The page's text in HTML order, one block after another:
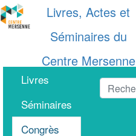
Livres, Actes et
Séminaires du
Centre Mersenne
Livres
Séminaires
Congrès